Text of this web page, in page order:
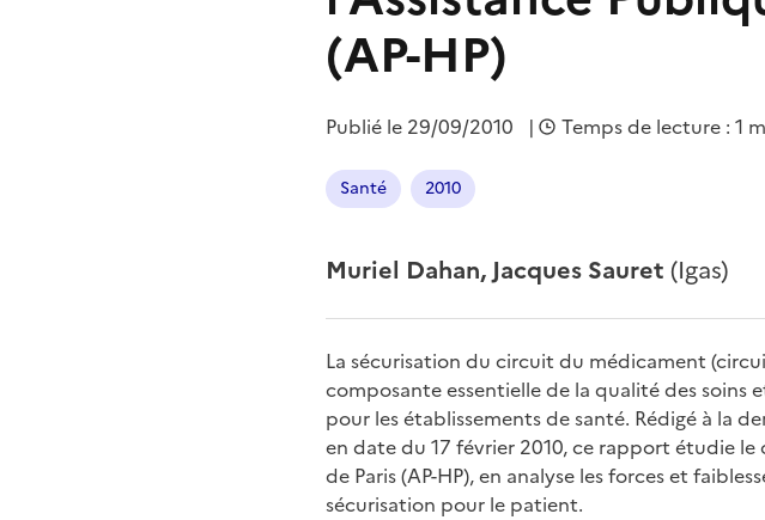
(AP-HP)
Publié le 29/09/2010 | Temps de lecture : 1
Santé 2010
Muriel Dahan, Jacques Sauret (Igas)
La sécurisation du circuit du médicament
composante essentielle de la qualité des
pour les établissements de santé. Rédigé à la
en date du 17 février 2010, ce rapport étudie
de Paris (AP-HP), en analyse les forces et
sécurisation pour le patient.